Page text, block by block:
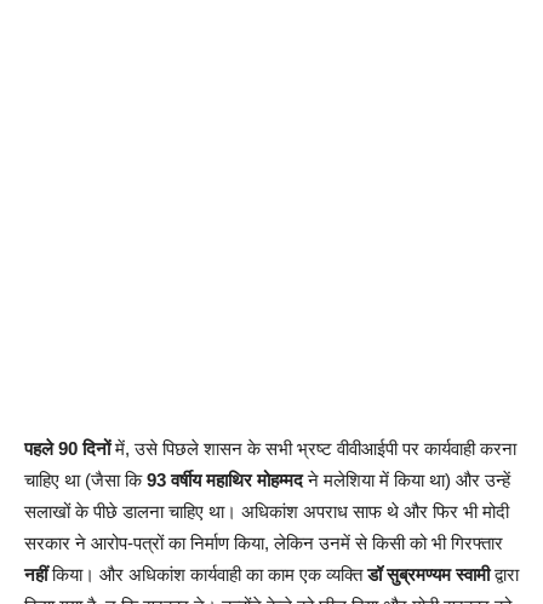
पहले 90 दिनोंमें, उसे पिछले शासन के सभी भ्रष्ट वीवीआईपी पर कार्यवाही करना
चाहिए था (जैसा कि93 वर्षीय महाथिर मोहम्मदने मलेशिया में किया था) और उन्हें
सलाखों के पीछे डालना चाहिए था। अधिकांश अपराध साफ थे और फिर भी मोदी
सरकार ने आरोप-पत्रों का निर्माण किया, लेकिन उनमें से किसी को भी गिरफ्तार
नहींकिया। और अधिकांश कार्यवाही का काम एक व्यक्तिडॉ सुब्रमण्यम स्वामीद्वारा